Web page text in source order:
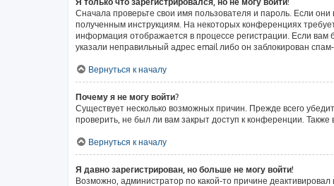
Сначала проверьте свои имя пользователя и пароль. Если
полученным инструкциям. На некоторых конференциях
информация отображается в процессе регистрации. Если
указали неправильный адрес email либо он заблокирован
Вернуться к началу
Почему я не могу войти?
Существует несколько возможных причин. Прежде всего
проверить, не был ли вам закрыт доступ к конференции.
Вернуться к началу
Я давно зарегистрирован, но больше не могу войти!
Возможно, администратор по какой-то причине